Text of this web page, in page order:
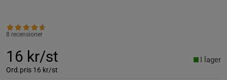
8 recensioner
16 kr/st
Ord.pris 16 kr/st
I lager